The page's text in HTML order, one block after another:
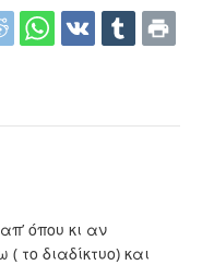
όπου κι αν
το διαδίκτυο) και